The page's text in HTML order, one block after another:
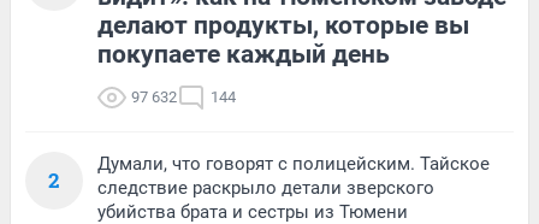
делают продукты, которые вы
покупаете каждый день
97 632 144
2
Думали, что говорят с полицейским. Тайское
следствие раскрыло детали зверского
убийства брата и сестры из Тюмени